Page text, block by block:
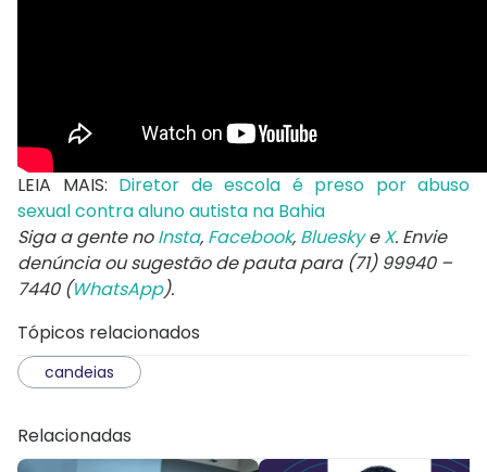
LEIA MAIS: Diretor de escola é preso por abuso
sexual contra aluno autista na Bahia
Siga a gente noInsta, Facebook, BlueskyeX. Envie
denúncia ou sugestão de pauta para (71) 99940 –
7440 (WhatsApp).
Tópicos relacionados
candeias
Relacionadas